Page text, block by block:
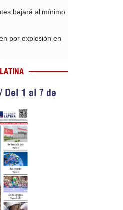
bajará al mínimo
por explosión en
Del 1 al 7 de